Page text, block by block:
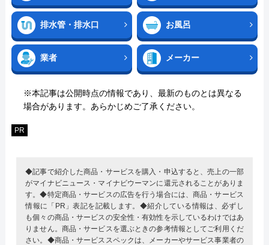
排水管・排水口 お風呂
業者 メーカー
※本記事は公開時点の情報であり、最新のものとは異なる
場合があります。あらかじめご了承ください。
PR
◆記事で紹介した商品・サービスを購入・申込すると、売上の一部
がマイナビニュース・マイナビウーマンに還元されることがありま
す。◆特定商品・サービスの広告を行う場合には、商品・サービス
情報に「PR」表記を記載します。◆紹介している情報は、必ずし
も個々の商品・サービスの安全性・有効性を示しているわけではあ
りません。商品・サービスを選ぶときの参考情報としてご利用くだ
さい。◆商品・サービススペックは、メーカーやサービス事業者の